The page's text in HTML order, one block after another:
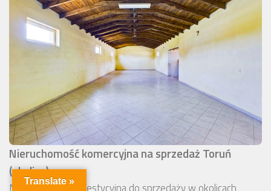
Nieruchomość komercyjna na sprzedaż Toruń
(okolice)
Translate »